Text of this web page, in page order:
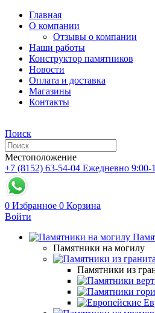
Главная
О компании
Отзывы о компании
Наши работы
Конструктор памятников
Новости
Оплата и доставка
Магазины
Контакты
Поиск
Местоположение
+7 (8152) 63-54-04 Ежедневно 9:00-
0 Избранное 0 Корзина
Войти
Памятники на могилу
Памятники из